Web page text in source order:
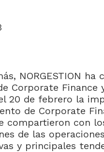
NORGESTION
Corporate Finance
20 de febrero la
de Corporate
compartieron con
de las
y principales